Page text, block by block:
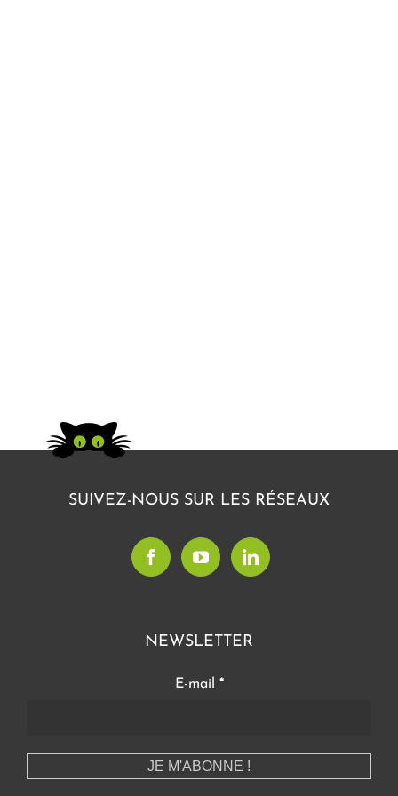
SUIVEZ-NOUS SUR LES RÉSEAUX
NEWSLETTER
E-mail *